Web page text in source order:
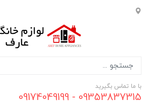
با ما تماس بگیرید
09353837315 - 09174049199